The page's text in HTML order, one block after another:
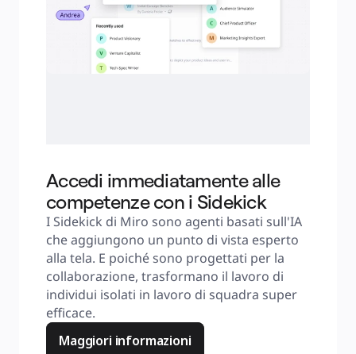
Accedi immediatamente alle
competenze con i Sidekick
I Sidekick di Miro sono agenti basati sull'IA
che aggiungono un punto di vista esperto
alla tela. E poiché sono progettati per la
collaborazione, trasformano il lavoro di
individui isolati in lavoro di squadra super
efficace.
Maggiori informazioni